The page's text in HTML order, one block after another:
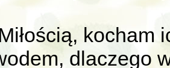
kocham
dlaczego